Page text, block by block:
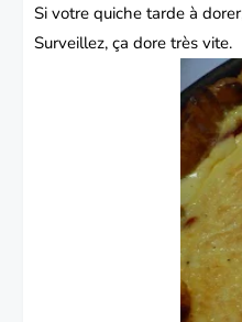
Si votre quiche tarde à
Surveillez, ça dore très vite.